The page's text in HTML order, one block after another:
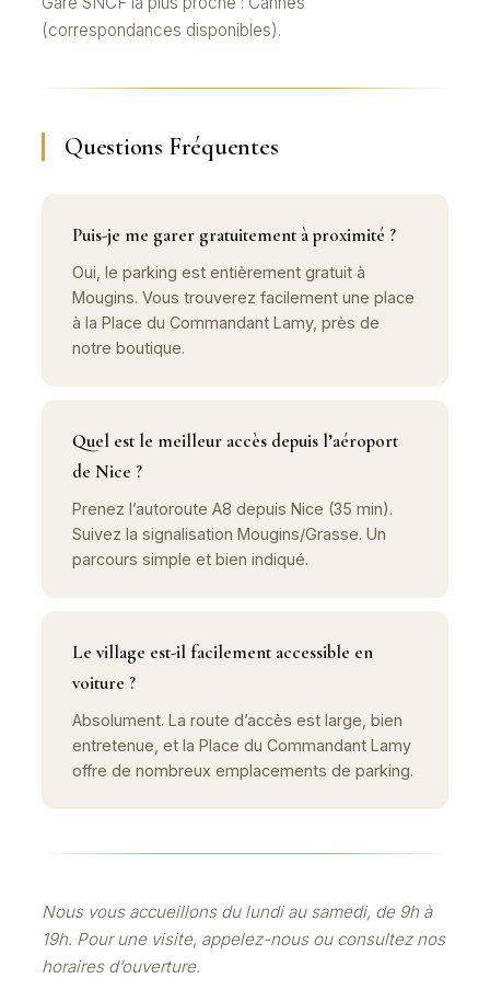
(correspondances disponibles).
Questions Fréquentes
Puis-je me garer gratuitement à proximité ?
Oui, le parking est entièrement gratuit à
Mougins. Vous trouverez facilement une place
à la Place du Commandant Lamy, près de
notre boutique.
Quel est le meilleur accès depuis l’aéroport
de Nice ?
Prenez l’autoroute A8 depuis Nice (35 min).
Suivez la signalisation Mougins/Grasse. Un
parcours simple et bien indiqué.
Le village est-il facilement accessible en
voiture ?
Absolument. La route d’accès est large, bien
entretenue, et la Place du Commandant Lamy
offre de nombreux emplacements de parking.
Nous vous accueillons du lundi au samedi, de 9h à
19h. Pour une visite, appelez-nous ou consultez nos
horaires d’ouverture.